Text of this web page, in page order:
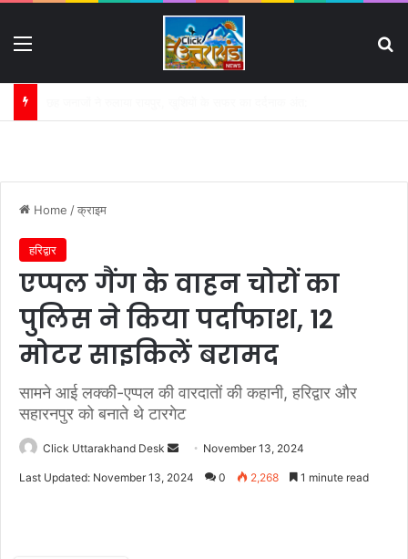
Home /क्राइम
हरिद्वार
एप्पल गैंग के वाहन चोरों का
पुलिस ने किया पर्दाफाश, 12
मोटर साइकिलें बरामद
सामने आई लक्की-एप्पल की वारदातों की कहानी, हरिद्वार और
सहारनपुर को बनाते थे टारगेट
Click Uttarakhand Desk
e
November 13, 2024
Last Updated: November 13, 2024 0 2,268 1 minute read